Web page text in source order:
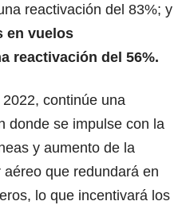
reactivación del 83%; y
en vuelos
reactivación del 56%.
continúe una
donde se impulse con la
y aumento de la
que redundará en
lo que incentivará los